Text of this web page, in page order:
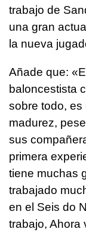
trabajo de
una gran
la nueva
Añade que:
baloncestista
sobre todo, es
madurez,
sus
primera
tiene muchas
trabajado
en el Seis do
trabajo, Ahora